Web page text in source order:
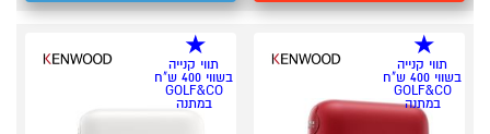
תווי קנייה
בשווי 400 ש"ח
GOLF&CO
במתנה
תווי קנייה
בשווי 400 ש"ח
GOLF&CO
במתנה